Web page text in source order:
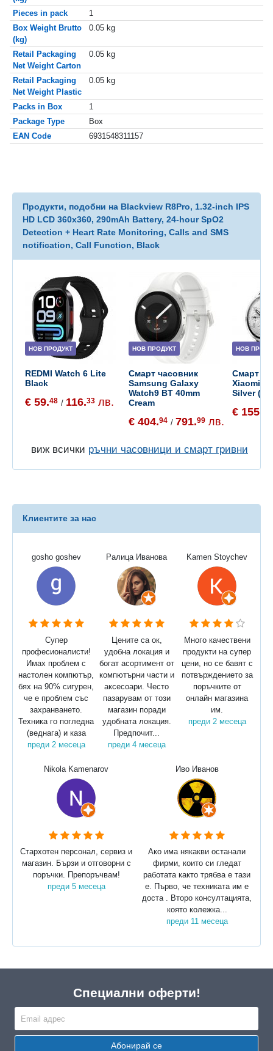
Pieces in pack
1
Box Weight Brutto
(kg)
0.05 kg
Retail Packaging
Net Weight Carton
0.05 kg
Retail Packaging
Net Weight Plastic
0.05 kg
Packs in Box
1
Package Type
Box
EAN Code
6931548311157
Продукти, подобни на Blackview R8Pro, 1.32-inch IPS
HD LCD 360x360, 290mAh Battery, 24-hour SpO2
Detection + Heart Rate Monitoring, Calls and SMS
notification, Call Function, Black
НОВ ПРОДУКТ
REDMI Watch 6 Lite
Black
€ 59.48 / 116.33 лв.
НОВ ПРОДУКТ
Смарт часовник
Samsung Galaxy
Watch9 BT 40mm
Cream
€ 404.94 / 791.99 лв.
НОВ
Смарт
Xiaomi
Silver
€ 155.
виж всички ръчни часовници и смарт гривни
Клиентите за нас
gosho goshev
Супер
професионалисти!
Имах проблем с
настолен компютър,
бях на 90% сигурен,
че е проблем със
захранването.
Техника го погледна
(веднага) и каза
преди 2 месеца
Ралица Иванова
Цените са ок,
удобна локация и
богат асортимент от
компютърни части и
аксесоари. Често
пазарувам от този
магазин поради
удобната локация.
Предпочит...
преди 4 месеца
Kamen Stoychev
Много качествени
продукти на супер
цени, но се бавят с
потвърждението за
поръчките от
онлайн магазина
им.
преди 2 месеца
Nikola Kamenarov
Стархотен персонал, сервиз и
магазин. Бързи и отговорни с
поръчки. Препоръчвам!
преди 5 месеца
Иво Иванов
Ако има някакви останали
фирми, които си гледат
работата както трябва е тази
е. Първо, че техниката им е
доста . Второ консултацията,
която колежка...
преди 11 месеца
Специални оферти!
Абонирай се